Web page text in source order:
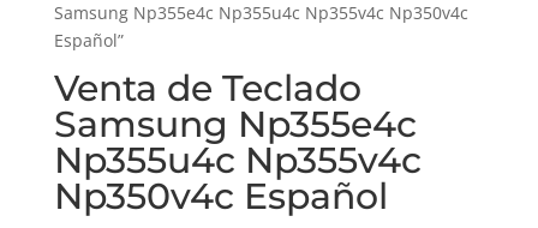
Samsung Np355e4c Np355u4c Np355v4c Np350v4c
Español”
Venta de Teclado
Samsung Np355e4c
Np355u4c Np355v4c
Np350v4c Español